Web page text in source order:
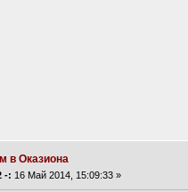
в Оказиона
-: 16 Май 2014, 15:09:33 »